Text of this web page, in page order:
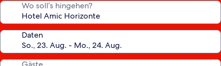
Wo soll’s hingehen?
Daten